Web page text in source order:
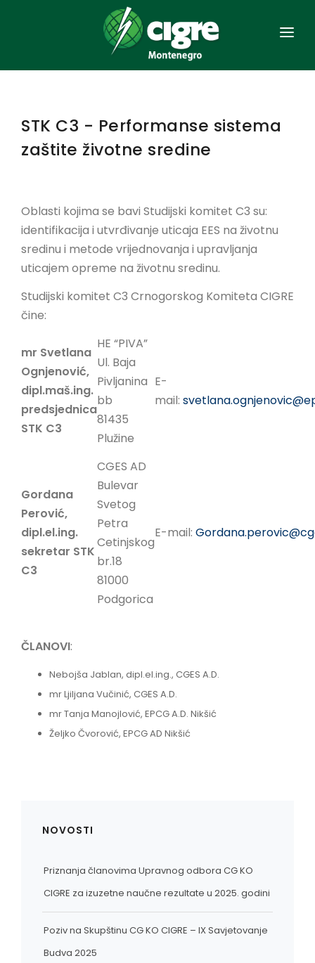
NASLOVNA
SAVJETOVANJA
EES CRNE GORE
KONTAKT
EN
STK C3 - Performanse sistema
zaštite životne sredine
Oblasti kojima se bavi Studijski komitet C3 su:
identifikacija i utvrđivanje uticaja EES na životnu
sredinu i metode vrijednovanja i upravljanja
uticajem opreme na životnu sredinu.
Studijski komitet C3 Crnogorskog Komiteta CIGRE
čine:
mr Svetlana
Ognjenović,
dipl.maš.ing.
predsjednica
STK C3
HE “PIVA”
Ul. Baja
Pivljanina
bb
81435
Plužine
E-
mail:
Gordana
Perović,
dipl.el.ing.
sekretar STK
C3
CGES AD
Bulevar
Svetog
Petra
Cetinjskog
br.18
81000
Podgorica
E-mail:
ČLANOVI:
Nebojša Jablan, dipl.el.ing., CGES A.D.
mr Ljiljana Vučinić, CGES A.D.
mr Tanja Manojlović, EPCG A.D. Nikšić
Željko Čvorović, EPCG AD Nikšić
NOVOSTI
Priznanja članovima Upravnog odbora CG KO
CIGRE za izuzetne naučne rezultate u 2025. godini
Poziv na Skupštinu CG KO CIGRE – IX Savjetovanje
Budva 2025